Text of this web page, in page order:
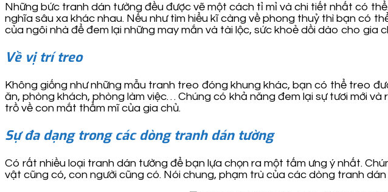
Những bức tranh dán tường đều được vẽ một cách tỉ mỉ và chi tiết nhất có
nghĩa sâu xa khác nhau. Nếu như tìm hiểu kĩ càng về phong thuỷ thì bạn có
của ngôi nhà để đem lại những may mắn và tài lộc, sức khoẻ dồi dào cho gia
Về vị trí treo
Không giống như những mẫu tranh treo đóng khung khác, bạn có thể treo
ăn, phòng khách, phòng làm việc… Chúng có khả năng đem lại sự tươi mới
trồ về con mắt thẩm mĩ của gia chủ.
Sự đa dạng trong các dòng tranh dán tường
Có rất nhiều loại tranh dán tường để bạn lựa chọn ra một tấm ưng ý nhất.
vật cũng có, con người cũng có. Nói chung, phạm trù của các dòng tranh